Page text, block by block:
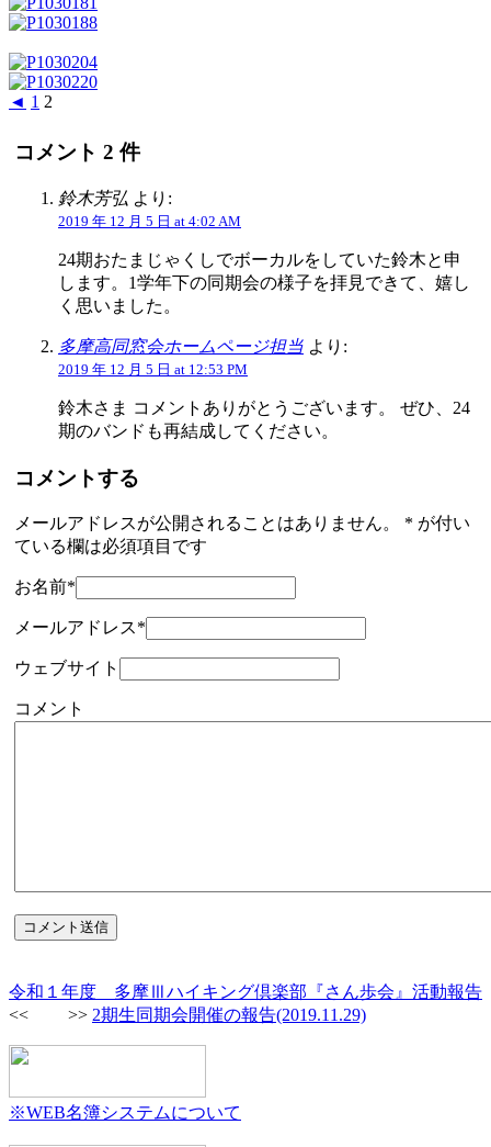
◄ 1 2
コメント 2 件
鈴木芳弘 より:
2019 年 12 月 5 日 at 4:02 AM
24期おたまじゃくしでボーカルをしていた鈴木と申
します。1学年下の同期会の様子を拝見できて、嬉し
く思いました。
多摩高同窓会ホームページ担当 より:
2019 年 12 月 5 日 at 12:53 PM
鈴木さま コメントありがとうございます。 ぜひ、24
期のバンドも再結成してください。
コメントする
メールアドレスが公開されることはありません。 * が付い
ている欄は必須項目です
お名前*
メールアドレス*
ウェブサイト
コメント
令和１年度 多摩Ⅲハイキング倶楽部『さん歩会』活動報告
<< >> 2期生同期会開催の報告(2019.11.29)
※WEB名簿システムについて